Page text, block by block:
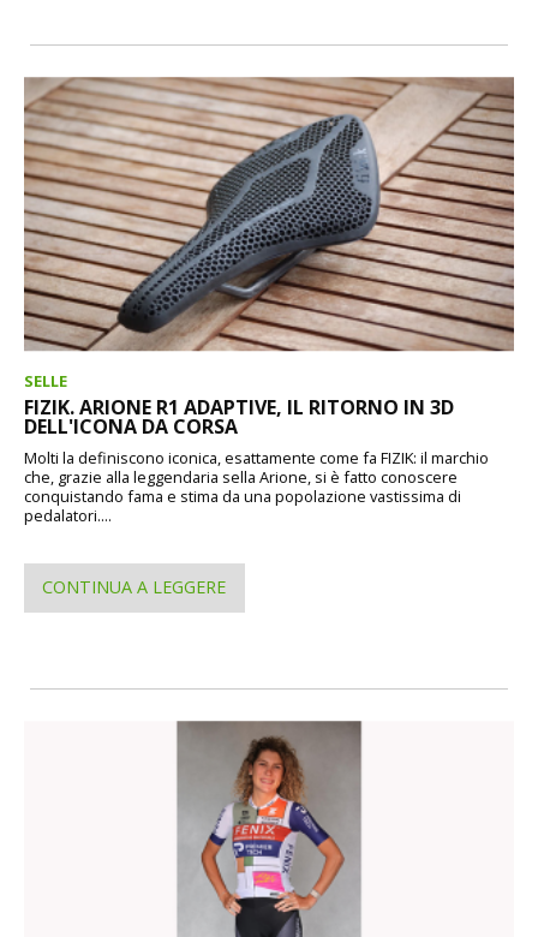
SELLE
FIZIK. ARIONE R1 ADAPTIVE, IL RITORNO IN 3D
DELL'ICONA DA CORSA
Molti la definiscono iconica, esattamente come fa FIZIK: il marchio
che, grazie alla leggendaria sella Arione, si è fatto conoscere
conquistando fama e stima da una popolazione vastissima di
pedalatori....
CONTINUA A LEGGERE